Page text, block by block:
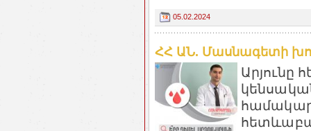
05.02.2024
ՀՀ ԱՆ. Մասնագետի
Արյունը